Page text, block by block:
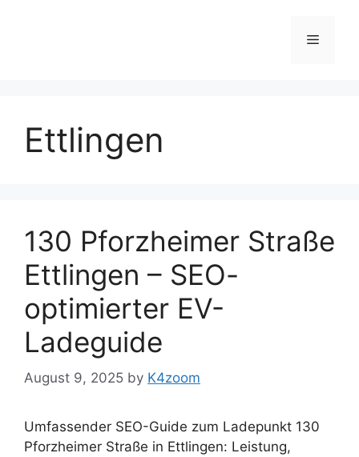
Menu
Ettlingen
130 Pforzheimer Straße
Ettlingen – SEO-
optimierter EV-
Ladeguide
August 9, 2025 by K4zoom
Umfassender SEO-Guide zum Ladepunkt 130
Pforzheimer Straße in Ettlingen: Leistung,